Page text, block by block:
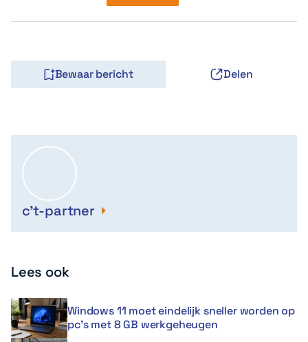
Bewaar bericht Delen
c't-partner
Lees ook
Windows 11 moet eindelijk sneller worden op
pc’s met 8 GB werkgeheugen